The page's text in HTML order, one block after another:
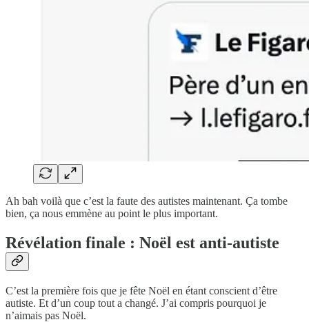
Ah bah voilà que c’est la faute des autistes maintenant. Ça tombe
bien, ça nous emmène au point le plus important.
Révélation finale : Noël est anti-autiste
C’est la première fois que je fête Noël en étant conscient d’être
autiste. Et d’un coup tout a changé. J’ai compris pourquoi je
n’aimais pas Noël.